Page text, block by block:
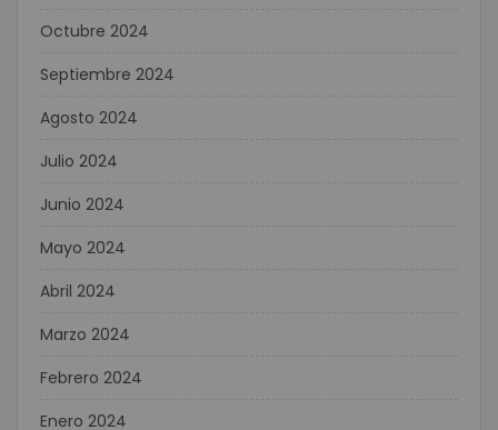
Octubre 2024
Septiembre 2024
Agosto 2024
Julio 2024
Junio 2024
Mayo 2024
Abril 2024
Marzo 2024
Febrero 2024
Enero 2024